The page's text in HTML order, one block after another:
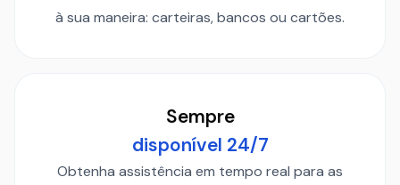
à sua maneira: carteiras, bancos ou cartões.
Sempre
disponível 24/7
Obtenha assistência em tempo real para as